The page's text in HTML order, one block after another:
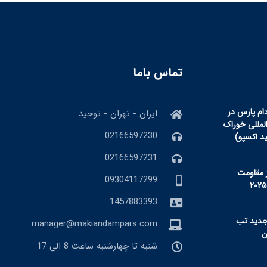
پارس در
خوراک
اکسپو)
مقاومت
تب
تماس باما
ایران - تهران - توحید
02166597230
02166597231
09304117299
1457883393
manager@makiandampars.com
شنبه تا چهارشنبه ساعت 8 الی 17